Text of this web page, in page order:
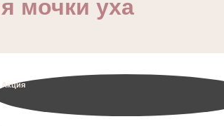
мочки уха
Акция